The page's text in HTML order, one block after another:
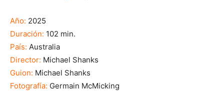
Año: 2025
Duración: 102 min.
País: Australia
Director: Michael Shanks
Guion: Michael Shanks
Fotografía: Germain McMicking